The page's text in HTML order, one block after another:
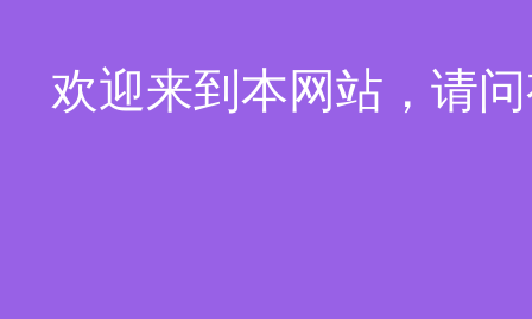
欢迎来到本网站，请